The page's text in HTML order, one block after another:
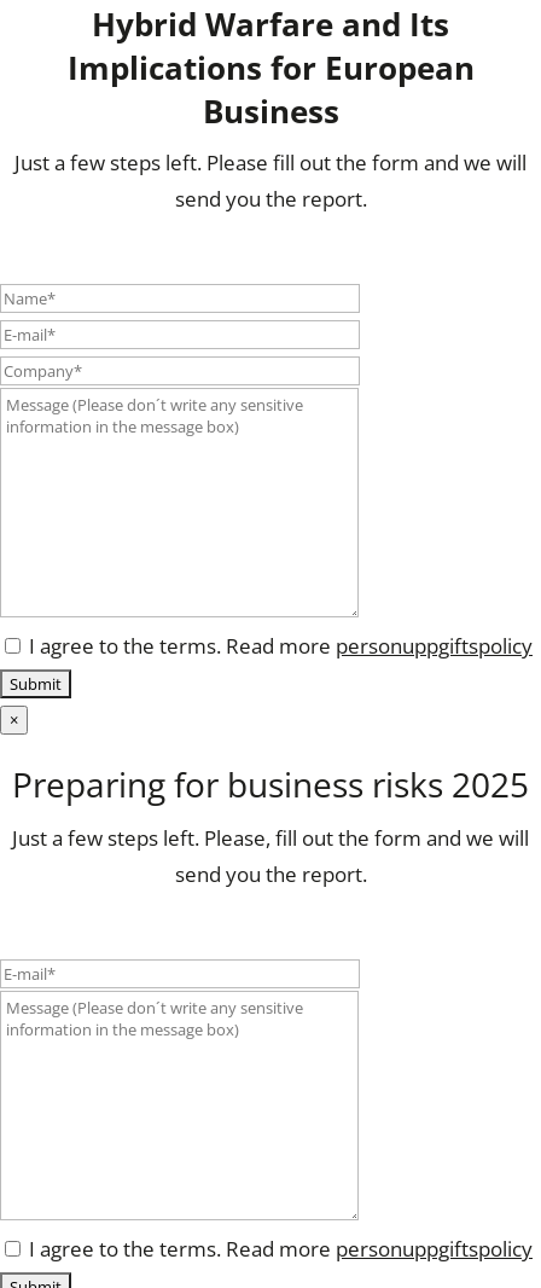
Hybrid Warfare and Its
Implications for European
Business
Just a few steps left. Please fill out the form and we will
send you the report.
I agree to the terms. Read more personuppgiftspolicy
×
Preparing for business risks 2025
Just a few steps left. Please, fill out the form and we will
send you the report.
I agree to the terms. Read more personuppgiftspolicy